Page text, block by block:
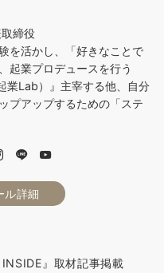
取締役
を活かし、「好きなことで
起業プロデュースを行う
業Lab）』主宰する他、自分
プアップするための「ステ
詳細
』取材記事掲載